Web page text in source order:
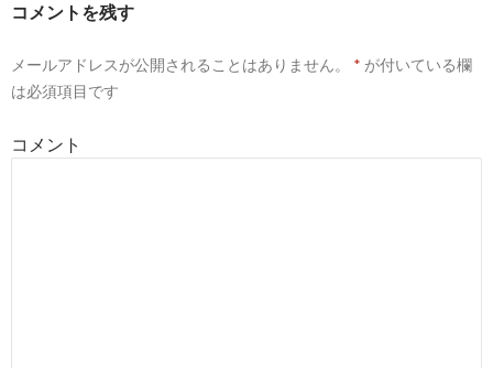
シ
ン
コメントを残す
メールアドレスが公開されることはありません。 * が付いている欄
は必須項目です
コメント